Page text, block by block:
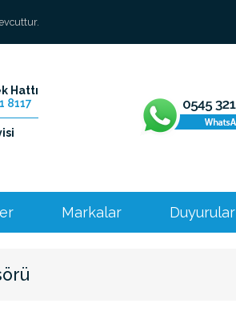
Hattı
8117
Markalar Duyurular